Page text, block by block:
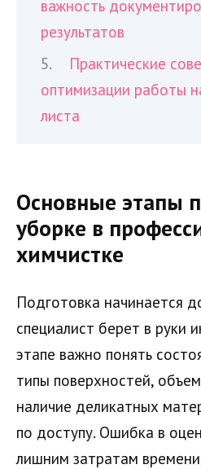
важность
результатов
Практические
оптимизации работы
листа
Основные этапы
уборке в
химчистке
Подготовка начинается
специалист берет в руки
этапе важно понять
типы поверхностей,
наличие деликатных
по доступу. Ошибка в
лишним затратам